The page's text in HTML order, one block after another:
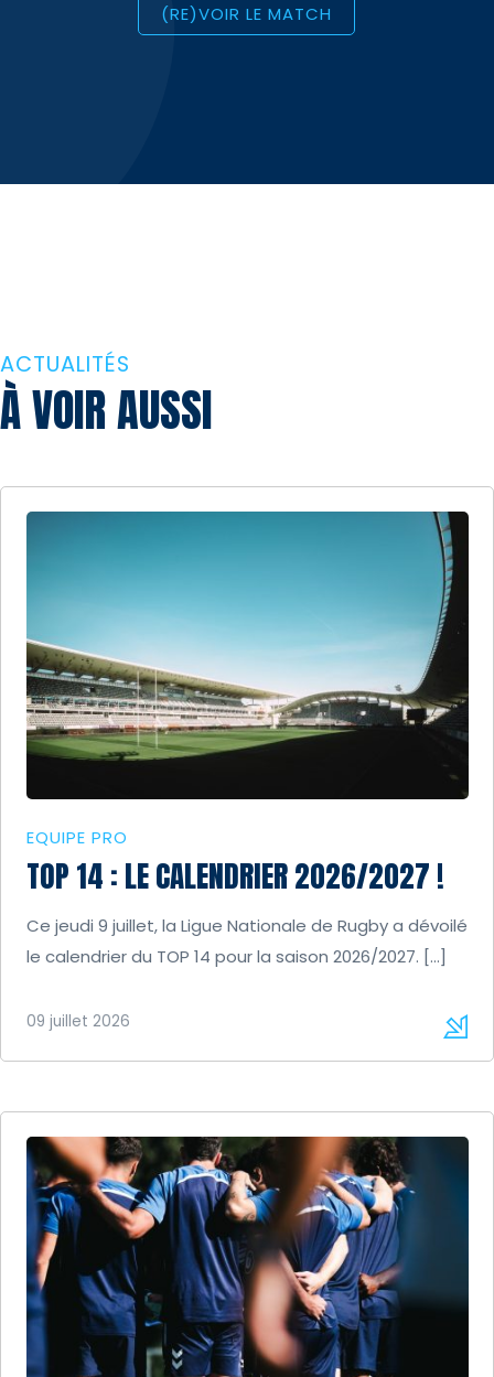
(RE)VOIR LE MATCH
ACTUALITÉS
À VOIR AUSSI
EQUIPE PRO
TOP 14 : LE CALENDRIER 2026/2027 !
Ce jeudi 9 juillet, la Ligue Nationale de Rugby a dévoilé
le calendrier du TOP 14 pour la saison 2026/2027. […]
09 juillet 2026